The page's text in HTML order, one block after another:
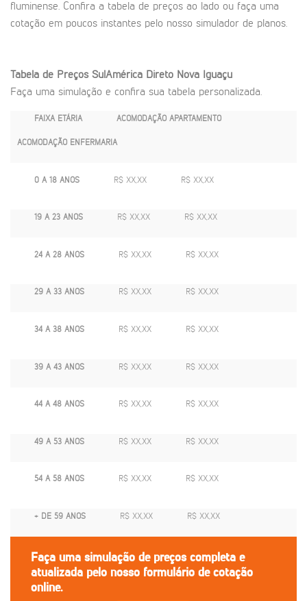
fluminense. Confira a tabela de preços ao lado ou faça uma
cotação em poucos instantes pelo nosso simulador de planos.
Tabela de Preços SulAmérica Direto Nova Iguaçu
Faça uma simulação e confira sua tabela personalizada.
FAIXA ETÁRIA ACOMODAÇÃO APARTAMENTO
ACOMODAÇÃO ENFERMARIA
0 A 18 ANOS R$ XX,XX R$ XX,XX
19 A 23 ANOS R$ XX,XX R$ XX,XX
24 A 28 ANOS R$ XX,XX R$ XX,XX
29 A 33 ANOS R$ XX,XX R$ XX,XX
34 A 38 ANOS R$ XX,XX R$ XX,XX
39 A 43 ANOS R$ XX,XX R$ XX,XX
44 A 48 ANOS R$ XX,XX R$ XX,XX
49 A 53 ANOS R$ XX,XX R$ XX,XX
54 A 58 ANOS R$ XX,XX R$ XX,XX
+ DE 59 ANOS R$ XX,XX R$ XX,XX
Faça uma simulação de preços completa e
atualizada pelo nosso formulário de cotação
online.